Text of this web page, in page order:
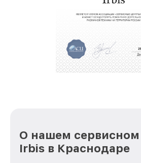
О нашем сервисном
Irbis в Краснодаре